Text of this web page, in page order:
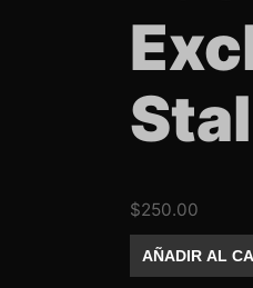
$250.00
para
Base
AÑADIR AL